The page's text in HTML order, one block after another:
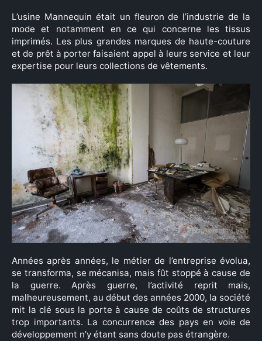
L’usine Mannequin était un fleuron de l’industrie de la
mode et notamment en ce qui concerne les tissus
imprimés. Les plus grandes marques de haute-couture
et de prêt à porter faisaient appel à leurs service et leur
expertise pour leurs collections de vêtements.
Années après années, le métier de l’entreprise évolua,
se transforma, se mécanisa, mais fût stoppé à cause de
la guerre. Après guerre, l’activité reprit mais,
malheureusement, au début des années 2000, la société
mit la clé sous la porte à cause de coûts de structures
trop importants. La concurrence des pays en voie de
développement n’y étant sans doute pas étrangère.